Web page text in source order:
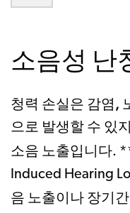
소음성 난
청력 손실은 감염,
으로 발생할 수 있
소음 노출입니다.
Induced Hearing
음 노출이나 장기